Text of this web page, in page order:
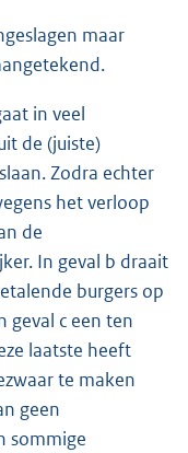
maar
in veel
de (juiste)
Zodra echter
het verloop
de
In geval b draait
burgers op
geval c een ten
laatste heeft
te maken
geen
sommige